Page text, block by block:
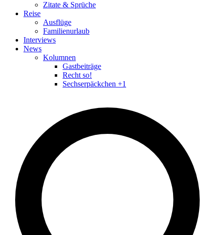
Zitate & Sprüche
Reise
Ausflüge
Familienurlaub
Interviews
News
Kolumnen
Gastbeiträge
Recht so!
Sechserpäckchen +1